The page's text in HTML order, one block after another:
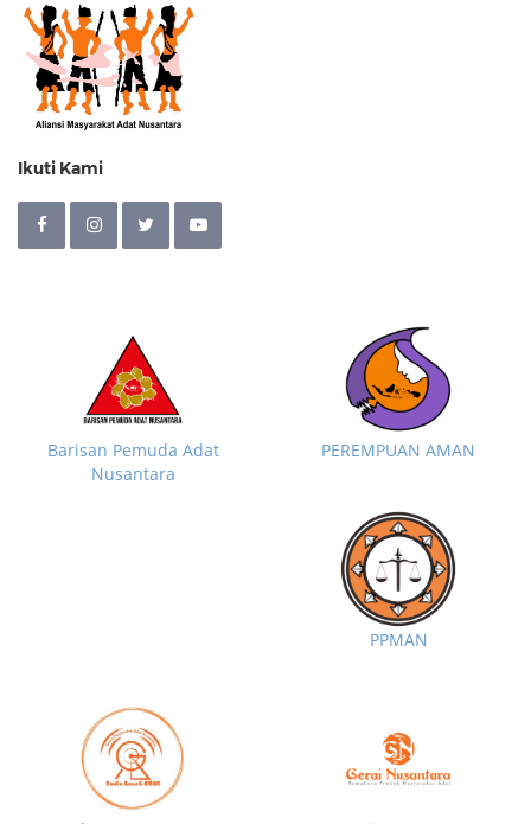
Ikuti Kami
Barisan Pemuda Adat
Nusantara
PEREMPUAN AMAN
PPMAN